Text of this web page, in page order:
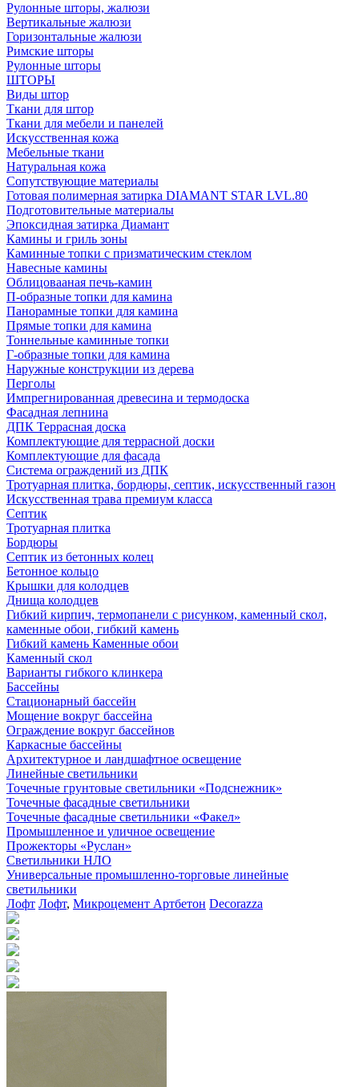
Рулонные шторы, жалюзи
Вертикальные жалюзи
Горизонтальные жалюзи
Римские шторы
Рулонные шторы
ШТОРЫ
Виды штор
Ткани для штор
Ткани для мебели и панелей
Искусственная кожа
Мебельные ткани
Натуральная кожа
Сопутствующие материалы
Готовая полимерная затирка DIAMANT STAR LVL.80
Подготовительные материалы
Эпоксидная затирка Диамант
Камины и гриль зоны
Каминные топки с призматическим стеклом
Навесные камины
Облицовааная печь-камин
П-образные топки для камина
Панорамные топки для камина
Прямые топки для камина
Тоннельные каминные топки
Г-образные топки для камина
Наружные конструкции из дерева
Перголы
Импрегнированная древесина и термодоска
Фасадная лепнина
ДПК Террасная доска
Комплектующие для террасной доски
Комплектующие для фасада
Система ограждений из ДПК
Тротуарная плитка, бордюры, септик, искусственный газон
Искусственная трава премиум класса
Септик
Тротуарная плитка
Бордюры
Септик из бетонных колец
Бетонное кольцо
Крышки для колодцев
Днища колодцев
Гибкий кирпич, термопанели с рисунком, каменный скол,
каменные обои, гибкий камень
Гибкий камень Каменные обои
Каменный скол
Варианты гибкого клинкера
Бассейны
Стационарный бассейн
Мощение вокруг бассейна
Ограждение вокруг бассейнов
Каркасные бассейны
Архитектурное и ландшафтное освещение
Линейные светильники
Точечные грунтовые светильники «Подснежник»
Точечные фасадные светильники
Точечные фасадные светильники «Факел»
Промышленное и уличное освещение
Прожекторы «Руслан»
Светильники НЛО
Универсальные промышленно-торговые линейные
светильники
Лофт Лофт, Микроцемент Артбетон Decorazza